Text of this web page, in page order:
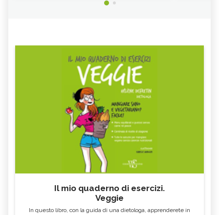
Il mio quaderno di esercizi.
Veggie
In questo libro, con la guida di una dietologa, apprenderete in